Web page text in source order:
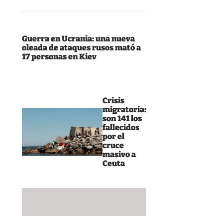
Guerra en Ucrania: una nueva
oleada de ataques rusos mató a
17 personas en Kiev
Crisis
migratoria:
son 141 los
fallecidos
por el
cruce
masivo a
Ceuta